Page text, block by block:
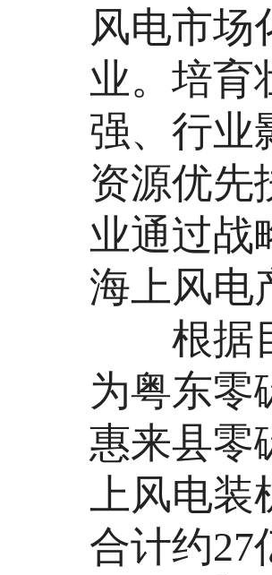
风电市场
业。培育
强、行业
资源优先
业通过战
海上风电
根据目
为粤东零
惠来县零
上风电装
合计约27